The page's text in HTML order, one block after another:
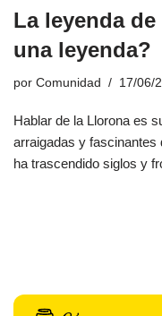
La leyenda
una leyenda?
por Comunidad 17/06/
Hablar de la Llorona es
arraigadas y fascinantes
ha trascendido siglos y